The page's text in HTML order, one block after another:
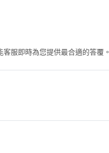
服即時為您提供最合適的答覆。